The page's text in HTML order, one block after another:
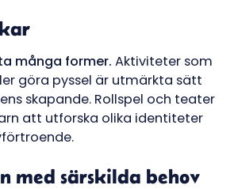
många former. Aktiviteter som
göra pyssel är utmärkta sätt
skapande. Rollspel och teater
att utforska olika identiteter
med särskilda behov